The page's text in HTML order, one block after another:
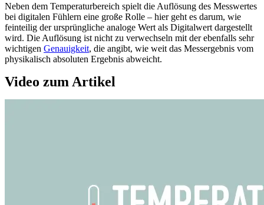
Neben dem Temperaturbereich spielt die Auflösung des Messwertes
bei digitalen Fühlern eine große Rolle – hier geht es darum, wie
feinteilig der ursprüngliche analoge Wert als Digitalwert dargestellt
wird. Die Auflösung ist nicht zu verwechseln mit der ebenfalls sehr
wichtigen Genauigkeit, die angibt, wie weit das Messergebnis vom
physikalisch absoluten Ergebnis abweicht.
Video zum Artikel